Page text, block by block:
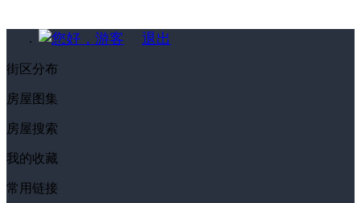
您好，游客 退出
街区分布
房屋图集
房屋搜索
我的收藏
常用链接